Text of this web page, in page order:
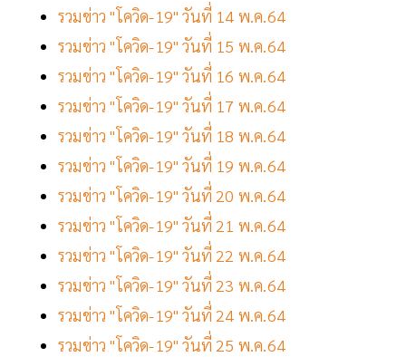
รวมข่าว "โควิด-19" วันที่ 14 พ.ค.64
รวมข่าว "โควิด-19" วันที่ 15 พ.ค.64
รวมข่าว "โควิด-19" วันที่ 16 พ.ค.64
รวมข่าว "โควิด-19" วันที่ 17 พ.ค.64
รวมข่าว "โควิด-19" วันที่ 18 พ.ค.64
รวมข่าว "โควิด-19" วันที่ 19 พ.ค.64
รวมข่าว "โควิด-19" วันที่ 20 พ.ค.64
รวมข่าว "โควิด-19" วันที่ 21 พ.ค.64
รวมข่าว "โควิด-19" วันที่ 22 พ.ค.64
รวมข่าว "โควิด-19" วันที่ 23 พ.ค.64
รวมข่าว "โควิด-19" วันที่ 24 พ.ค.64
รวมข่าว "โควิด-19" วันที่ 25 พ.ค.64